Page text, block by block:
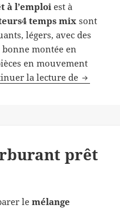
à l’emploi est à
temps mixsont
légers, avec des
montée en
en mouvement
la lecture de Taille
prêt
lemélange